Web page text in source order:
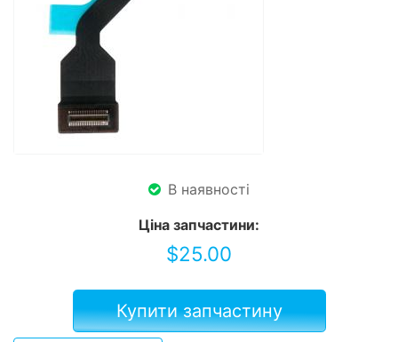
В наявності
Ціна запчастини:
$25.00
Купити запчастину